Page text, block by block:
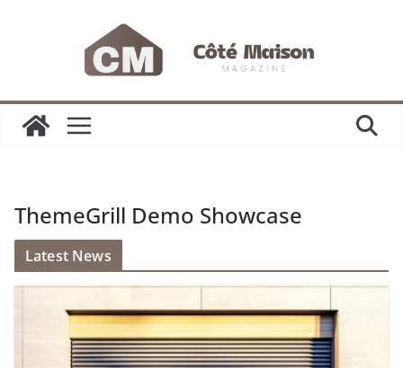
ThemeGrill Demo Showcase
Latest News